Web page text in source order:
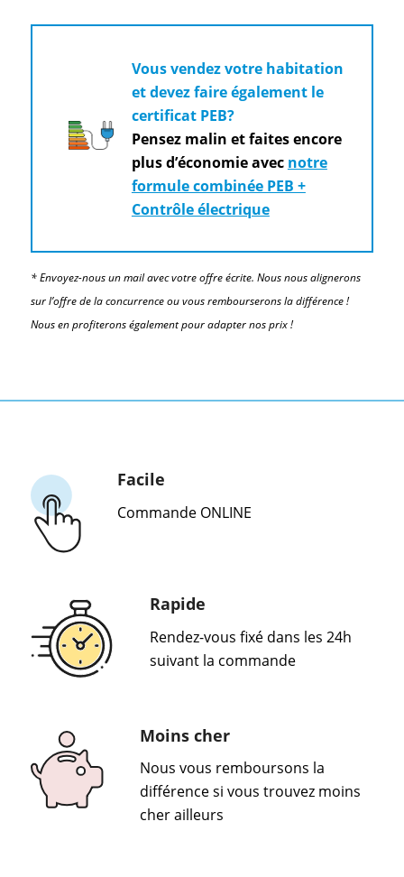
Vous vendez votre habitation
et devez faire également le
certificat PEB?
Pensez malin et faites encore
plus d’économie avec notre
formule combinée PEB +
Contrôle électrique
* Envoyez-nous un mail avec votre offre écrite. Nous nous alignerons
sur l’offre de la concurrence ou vous rembourserons la différence !
Nous en profiterons également pour adapter nos prix !
Facile
Commande ONLINE
Rapide
Rendez-vous fixé dans les 24h
suivant la commande
Moins cher
Nous vous remboursons la
différence si vous trouvez moins
cher ailleurs